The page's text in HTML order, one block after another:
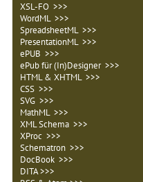
XSL-FO >>>
WordML >>>
SpreadsheetML >>>
PresentationML >>>
ePUB >>>
ePub für (In)Designer >>>
HTML & XHTML >>>
CSS >>>
SVG >>>
MathML >>>
XML Schema >>>
XProc >>>
Schematron >>>
DocBook >>>
DITA >>>